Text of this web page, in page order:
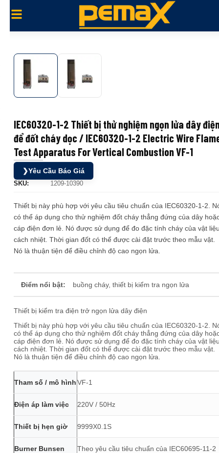
IEC60320-1-2 Thiết bị thử nghiệm ngọn lửa dây
để đốt cháy dọc / IEC60320-1-2 Electric Wire
Test Apparatus For Vertical Combustion VF-1
❯Yêu Cầu Báo Giá
SKU: 1209-10390
Thiết bị này phù hợp với yêu cầu tiêu chuẩn của IEC60320-1-2.
có thể áp dụng cho thử nghiệm đốt cháy thẳng đứng của dây
cáp điện đơn lẻ. Nó được sử dụng để đo đặc tính cháy của vật
cách nhiệt. Thời gian đốt có thể được cài đặt trước theo mẫu vật.
Nó là thuận tiện để điều chỉnh độ cao ngọn lửa.
Điểm nổi bật: buồng cháy, thiết bị kiểm tra ngọn lửa
Thiết bị kiểm tra điện trở ngọn lửa dây điện
Thiết bị này phù hợp với yêu cầu tiêu chuẩn của IEC60320-1-2.
có thể áp dụng cho thử nghiệm đốt cháy thẳng đứng của dây
cáp điện đơn lẻ. Nó được sử dụng để đo đặc tính cháy của vật
cách nhiệt. Thời gian đốt có thể được cài đặt trước theo mẫu vật.
Nó là thuận tiện để điều chỉnh độ cao ngọn lửa.
Tham số / mô hìnhVF-1
Điện áp làm việc 220V / 50Hz
Thiết bị hẹn giờ 9999X0.1S
Burner Bunsen Theo yêu cầu tiêu chuẩn của IEC60695-11-2